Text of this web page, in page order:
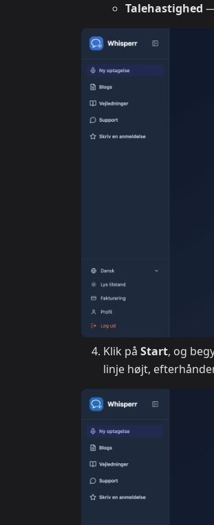
Talehastighed
Klik på Start, og
linje højt,